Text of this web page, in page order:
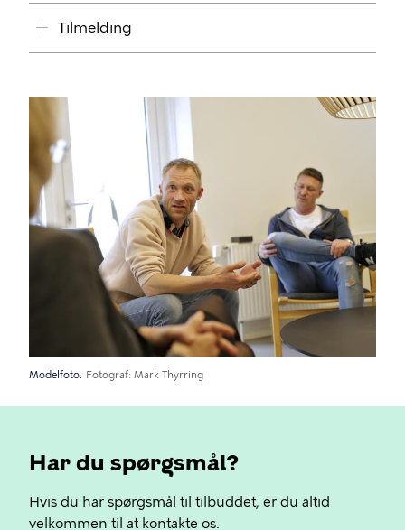
Tilmelding
Modelfoto. Fotograf Mark Thyrring
Har du spørgsmål?
Hvis du har spørgsmål til tilbuddet, er du altid
velkommen til at kontakte os.